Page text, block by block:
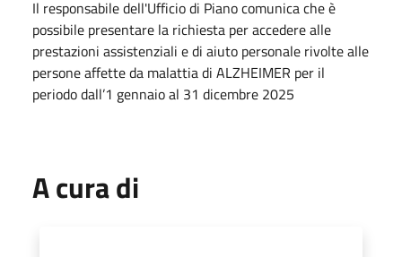
Il responsabile dell'Ufficio di Piano comunica che è
possibile presentare la richiesta per accedere alle
prestazioni assistenziali e di aiuto personale rivolte alle
persone affette da malattia di ALZHEIMER per il
periodo dall’1 gennaio al 31 dicembre 2025
A cura di